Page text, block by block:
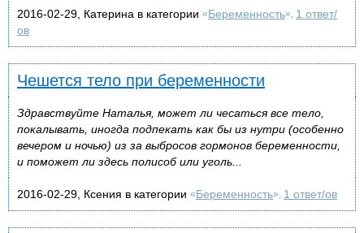
2016-02-29, Катерина в категории «Беременность», 1 ответ/
ов
Чешется тело при беременности
Здравствуйте Наталья, может ли чесаться все тело,
покалывать, иногда подпекать как бы из нутри (особенно
вечером и ночью) из за выбросов гормонов беременности,
и поможет ли здесь полисоб или уголь...
2016-02-29, Ксения в категории «Беременность», 1 ответ/ов